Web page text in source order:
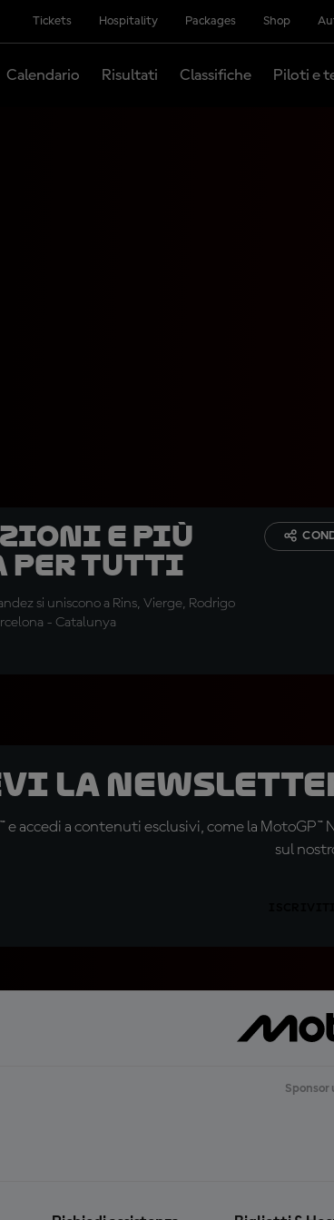
Tickets Hospitality Packages Shop
Calendario Risultati Classifiche Piloti e
e più
per tutti
si uniscono a Rins, Vierge, Rodrigo
- Catalunya
la
e accedi a contenuti esclusivi, come la
sul
Sponsor